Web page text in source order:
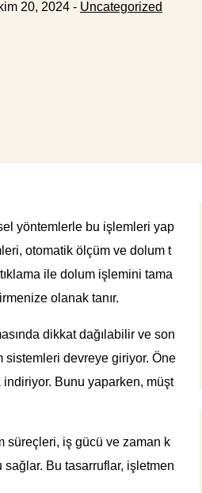
20, 2024 - Uncategorized
yöntemlerle bu işlemleri yap
otomatik ölçüm ve dolum t
ile dolum işlemini tama
olanak tanır.
dikkat dağılabilir ve son
sistemleri devreye giriyor. Öne
Bunu yaparken, müşt
süreçleri, iş gücü ve zaman k
sağlar. Bu tasarruflar, işletmen